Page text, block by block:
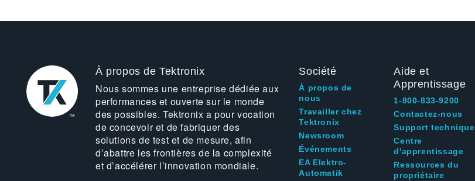
À propos de Tektronix
Nous sommes une entreprise dédiée aux
performances et ouverte sur le monde
des possibles. Tektronix a pour vocation
de concevoir et de fabriquer des
solutions de test et de mesure, afin
d’abattre les frontières de la complexité
et d’accélérer l’innovation mondiale.
Société
À propos de
nous
Travailler chez
Tektronix
Newsroom
Événements
EA Elektro-
Automatik
Aide et
Apprentissage
1-800-833-9200
Contactez-nous
Support technique
Centre
d'apprentissage
Ressources du
propriétaire